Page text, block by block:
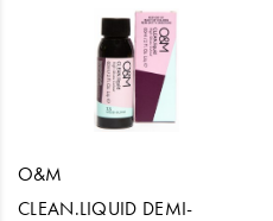
O&M
CLEAN.LIQUID DEMI-